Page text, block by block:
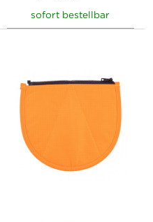
sofort bestellbar